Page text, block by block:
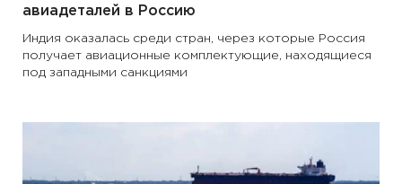
авиадеталей в Россию
Индия оказалась среди стран, через которые Россия
получает авиационные комплектующие, находящиеся
под западными санкциями